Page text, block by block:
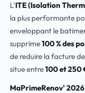
L'ITE (Isolation
la plus performante
enveloppant le
supprime100 % des
de reduire la facture
situe entre100 et 250
MaPrimeRenov' 2026